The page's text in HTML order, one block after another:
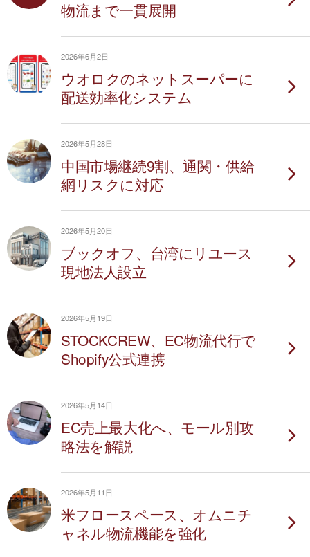
物流まで一貫展開
2026年6月2日
ウオロクのネットスーパーに
配送効率化システム
2026年5月28日
中国市場継続9割、通関・供給
網リスクに対応
2026年5月20日
ブックオフ、台湾にリユース
現地法人設立
2026年5月19日
STOCKCREW、EC物流代行で
Shopify公式連携
2026年5月14日
EC売上最大化へ、モール別攻
略法を解説
2026年5月11日
米フロースペース、オムニチ
ャネル物流機能を強化